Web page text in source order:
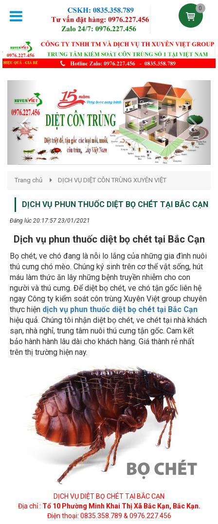
0
Trang chủ DỊCH VỤ DIỆT CÔN TRÙNG XUYÊN VIỆT
DỊCH VỤ PHUN THUỐC DIỆT BỌ CHÉT TẠI BẮC CẠN
Đăng lúc 20:17:57 23/01/2021
Dịch vụ phun thuốc diệt bọ chét tại Bắc Cạn
Bọ chét, ve chó đang là nỗi lo lắng của những gia đình nuôi
thú cưng chó mèo. Chúng ký sinh trên cơ thể vật sống, hút
máu làm thức ăn lây những bệnh truyền nhiễm cho con
người và thú cưng. Để diệt bọ chét, ve chó tận gốc liên hệ
ngay Công ty kiểm soát côn trùng Xuyên Việt group chuyên
thực hiện dịch vụ phun thuốc diệt bọ chét tại Bắc Cạn
hiệu quả. Chúng tôi nhận diệt bọ chét, ve chét tại nhà khách
sạn, nhà nghỉ, trung tâm nuôi thú cưng tận gốc. Cam kết
bảo hành hành lâu dài cho khách hàng. Giá thành rẻ nhất
trên thị trường hiện nay.
DỊCH VỤ DIỆT BỌ CHÉT TẠI BẮC CẠN
Địa chỉ : Tổ 10 Phường Minh Khai Thị Xã Bắc Kạn, Bắc Kạn.
Điện thoại: 0835.358.789 & 0976.227.456